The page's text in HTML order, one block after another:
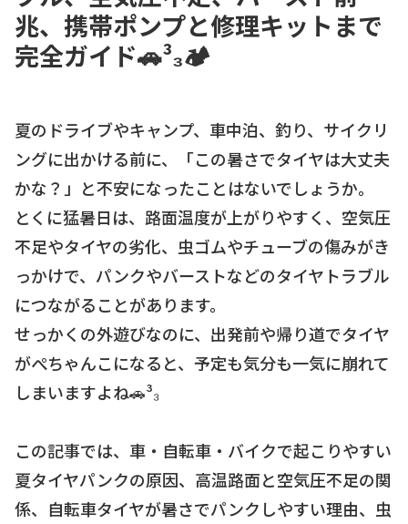
兆、携帯ポンプと修理キットまで
完全ガイド🚗³₃🏕️
夏のドライブやキャンプ、車中泊、釣り、サイクリ
ングに出かける前に、「この暑さでタイヤは大丈夫
かな？」と不安になったことはないでしょうか。
とくに猛暑日は、路面温度が上がりやすく、空気圧
不足やタイヤの劣化、虫ゴムやチューブの傷みがき
っかけで、パンクやバーストなどのタイヤトラブル
につながることがあります。
せっかくの外遊びなのに、出発前や帰り道でタイヤ
がぺちゃんこになると、予定も気分も一気に崩れて
しまいますよね🚗³₃
この記事では、車・自転車・バイクで起こりやすい
夏タイヤパンクの原因、高温路面と空気圧不足の関
係、自転車タイヤが暑さでパンクしやすい理由、虫